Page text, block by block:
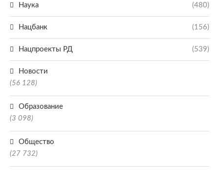
Наука (480)
Нацбанк (156)
Нацпроекты РД (539)
Новости
(56 128)
Образование
(3 098)
Общество
(27 732)